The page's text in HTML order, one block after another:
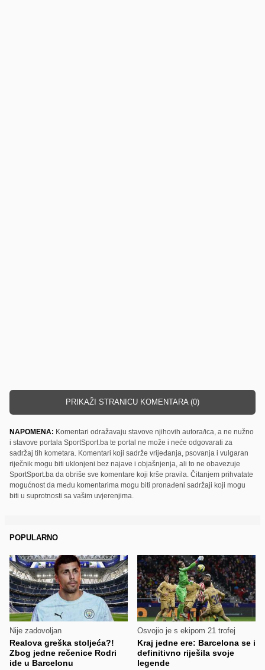
PRIKAŽI STRANICU KOMENTARA (0)
NAPOMENA: Komentari odražavaju stavove njihovih autora/ica, a ne nužno
i stavove portala SportSport.ba te portal ne može i neće odgovarati za
sadržaj tih kometara. Komentari koji sadrže vrijeđanja, psovanja i vulgaran
riječnik mogu biti uklonjeni bez najave i objašnjenja, ali to ne obavezuje
SportSport.ba da obriše sve komentare koji krše pravila. Čitanjem prihvatate
mogućnost da među komentarima mogu biti pronađeni sadržaji koji mogu
biti u suprotnosti sa vašim uvjerenjima.
POPULARNO
Nije zadovoljan
Realova greška stoljeća?!
Zbog jedne rečenice Rodri
ide u Barcelonu
Osvojio je s ekipom 21 trofej
Kraj jedne ere: Barcelona se i
definitivno riješila svoje
legende